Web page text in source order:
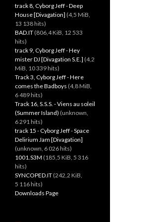
track 8, Cyborg Jeff - Deep
House [Divagation] (4,5 MiB,
13 138 hits)
BAD.IT (806,4 KiB, 12 533
hits)
track 9, Cyborg Jeff - Hey
mister DJ [Divagation S.E.] (4,2
MiB, 10 339 hits)
Track 3, Cyborg Jeff - Here
comes the Badboys (4,8 MiB,
6 489 hits)
Track 16, S.S.S. - Viens au soleil
(Summer Island) (unknown,
6 291 hits)
track 15 - Cyborg Jeff - Space
Delirium Jam [Divagation]
(unknown, 6 026 hits)
1001.S3M (185,5 KiB, 5 316
hits)
SYNCOPED.IT (242,2 KiB,
5 116 hits)
Downloads Page